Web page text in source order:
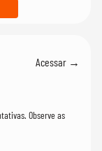
Acessar →
Observe as